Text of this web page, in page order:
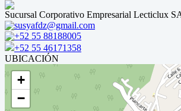
Sucursal Corporativo Empresarial Lecticlux
susyafdz@gmail.com
+52 55 88188005
+52 55 46171358
UBICACIÓN
+
−